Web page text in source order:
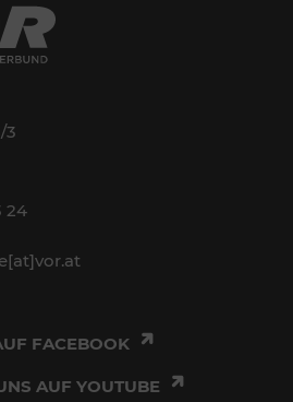
3
24
FACEBOOK
AUF YOUTUBE